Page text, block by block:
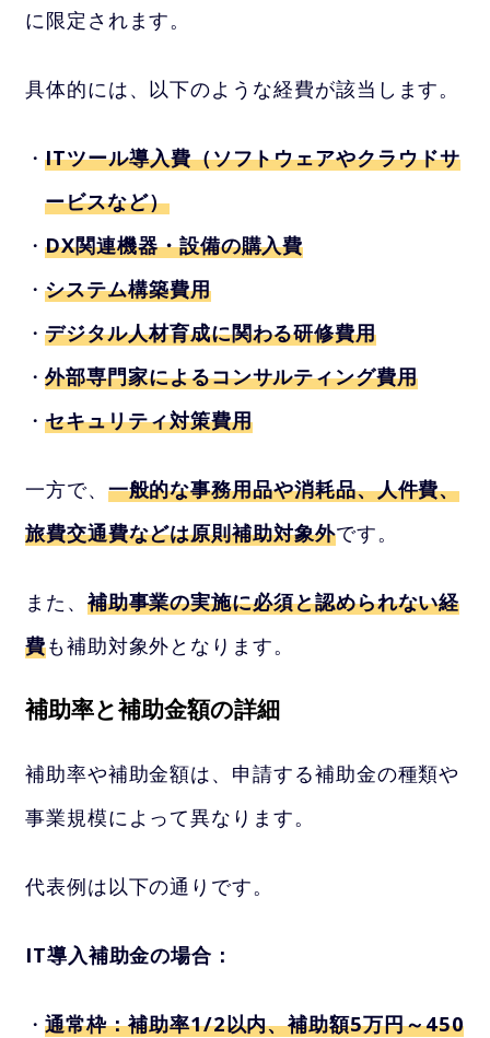
に限定されます。
具体的には、以下のような経費が該当します。
ITツール導入費（ソフトウェアやクラウドサ
ービスなど）
DX関連機器・設備の購入費
システム構築費用
デジタル人材育成に関わる研修費用
外部専門家によるコンサルティング費用
セキュリティ対策費用
一方で、 一般的な事務用品や消耗品、人件費、
旅費交通費などは原則補助対象外です。
また、 補助事業の実施に必須と認められない経
費も補助対象外となります。
補助率と補助金額の詳細
補助率や補助金額は、申請する補助金の種類や
事業規模によって異なります。
代表例は以下の通りです。
IT導入補助金の場合：
通常枠：補助率1/2以内、補助額5万円～450